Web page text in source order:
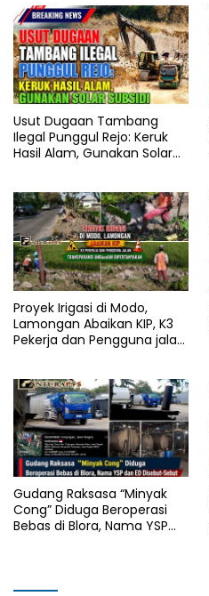
Usut Dugaan Tambang
Ilegal Punggul Rejo: Keruk
Hasil Alam, Gunakan Solar
Proyek Irigasi di Modo,
Lamongan Abaikan KIP, K3
Pekerja dan Pengguna jalan,
Gudang Raksasa “Minyak
Cong” Diduga Beroperasi
Bebas di Blora, Nama YSP